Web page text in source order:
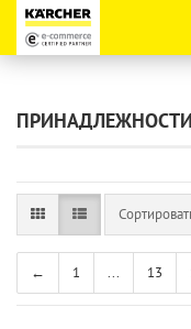
← 1 ... 13